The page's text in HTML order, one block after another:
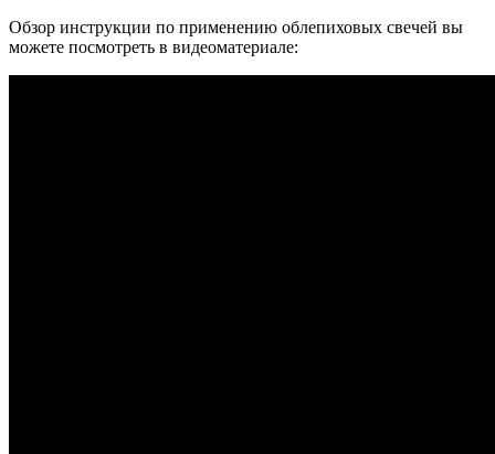
Обзор инструкции по применению облепиховых свечей вы
можете посмотреть в видеоматериале: